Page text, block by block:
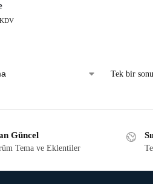
Tek bir
Güncel
Tema ve Eklentiler